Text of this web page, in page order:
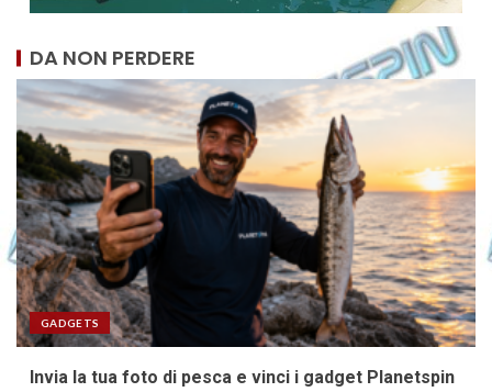
DA NON PERDERE
GADGETS
Invia la tua foto di pesca e vinci i gadget Planetspin